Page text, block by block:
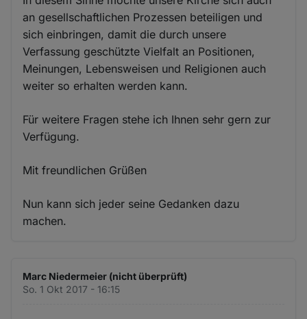
an gesellschaftlichen Prozessen beteiligen und
sich einbringen, damit die durch unsere
Verfassung geschützte Vielfalt an Positionen,
Meinungen, Lebensweisen und Religionen auch
weiter so erhalten werden kann.
Für weitere Fragen stehe ich Ihnen sehr gern zur
Verfügung.
Mit freundlichen Grüßen
Nun kann sich jeder seine Gedanken dazu
machen.
Marc Niedermeier (nicht überprüft)
So. 1 Okt 2017 - 16:15